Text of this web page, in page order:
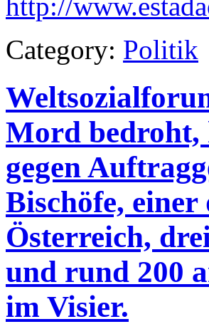
Category: Politik
Mord bedroht,
gegen
Bischöfe,
Österreich,
und rund 200
im Visier.